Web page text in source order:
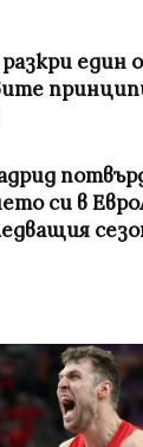
разкри един
си в